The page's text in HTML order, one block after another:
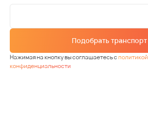
Подобрать транспорт
Нажимая на кнопку вы соглашаетесь сполитикой
конфиденциальности